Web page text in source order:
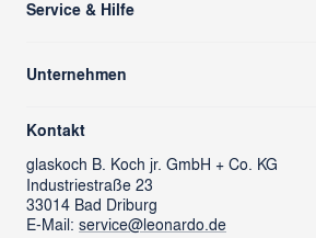
Unternehmen
Über uns
LEONARDO News
Karriere
Service & Hilfe
Rücksendung/ Retoure
Kontaktformular
Ansprechpartner & Presse
LEONARDO Firmengeschenke
FAQs
Kontakt
glaskoch B. Koch jr. GmbH + Co. KG
Industriestraße 23
33014 Bad Driburg
E-Mail: service@leonardo.de